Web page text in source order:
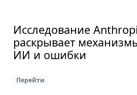
Исследование
раскрывает
ИИ и ошибки
Перейти